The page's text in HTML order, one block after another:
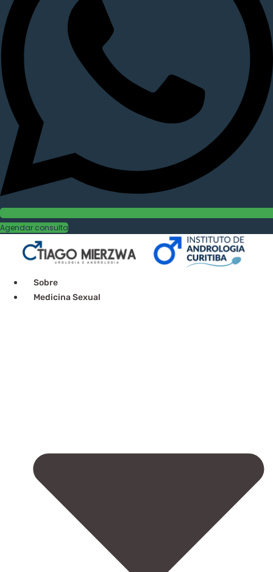
Agendar consulta
Sobre
Medicina Sexual